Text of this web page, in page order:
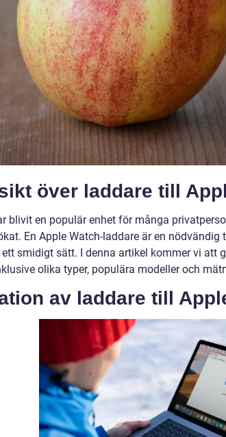
över laddare till
blivit en populär enhet för många
En Apple Watch-laddare är en
smidigt sätt. I denna artikel kommer vi att
olika typer, populära modeller och
av laddare till